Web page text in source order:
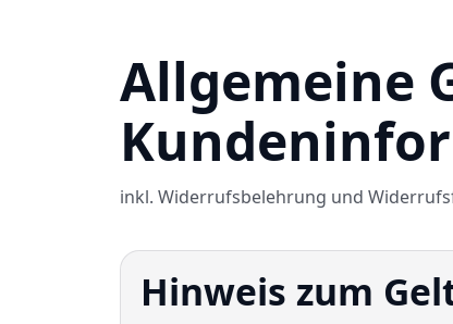
Allgemeine
inkl. Widerrufsbelehrung und
Hinweis zum